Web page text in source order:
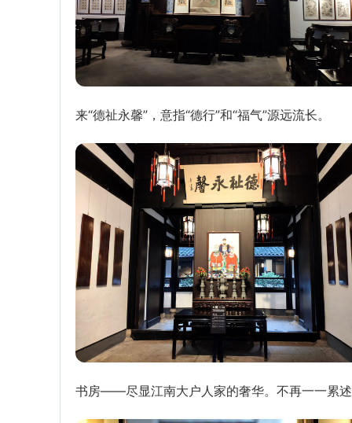
来“德祉永馨”，意指“德行”和“福气”源远流长。
书房——尽显江南大户人家的奢华。不再一一累